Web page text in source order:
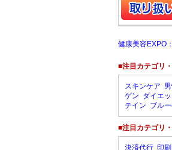
健康美容EXPO
■注目カテゴリ
スキンケア
ゲン ダイエッ
テイン ブル
■注目カテゴリ
決済代行 印刷